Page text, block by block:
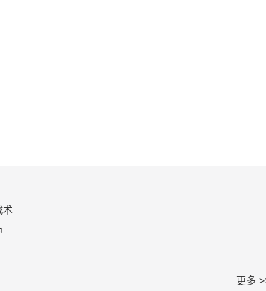
术
更多